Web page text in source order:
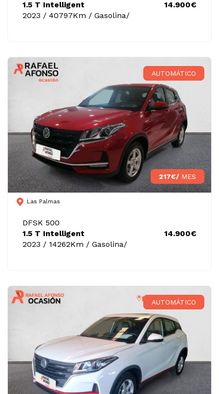
1.5 T Intelligent
2023 / 40797Km / Gasolina/
14.900€
AUTOMÁTICO
217€/ MES
Las Palmas
DFSK 500
1.5 T Intelligent
2023 / 14262Km / Gasolina/
14.900€
AUTOMÁTICO